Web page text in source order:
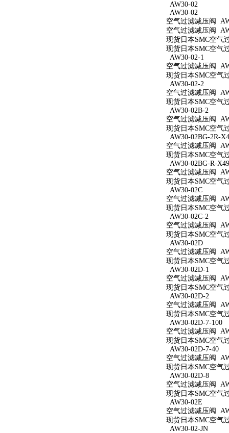
AW30-02
AW30-02
空气过滤减压阀
空气过滤减压阀
现货日本SMC空气
现货日本SMC空气
AW30-02-1
空气过滤减压阀
现货日本SMC空气
AW30-02-2
空气过滤减压阀
现货日本SMC空气
AW30-02B-2
空气过滤减压阀
现货日本SMC空气
AW30-02BG-2R-
空气过滤减压阀
现货日本SMC空气
AW30-02BG-R-
空气过滤减压阀
现货日本SMC空气
AW30-02C
空气过滤减压阀
现货日本SMC空气
AW30-02C-2
空气过滤减压阀
现货日本SMC空气
AW30-02D
空气过滤减压阀
现货日本SMC空气
AW30-02D-1
空气过滤减压阀
现货日本SMC空气
AW30-02D-2
空气过滤减压阀
现货日本SMC空气
AW30-02D-7-100
空气过滤减压阀
现货日本SMC空气
AW30-02D-7-40
空气过滤减压阀
现货日本SMC空气
AW30-02D-8
空气过滤减压阀
现货日本SMC空气
AW30-02E
空气过滤减压阀
现货日本SMC空气
AW30-02-JN